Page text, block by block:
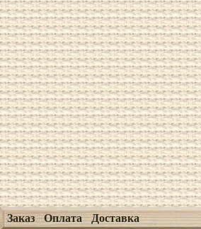
Заказ Оплата Доставка